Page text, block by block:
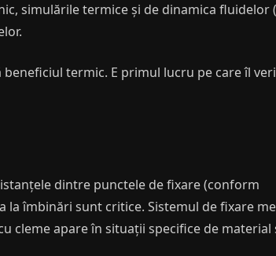
simulările termice și de dinamica fluidelor
termic. E primul lucru pe care îl
dintre punctele de fixare (conform
îmbinări sunt critice. Sistemul de fixare
cleme apare în situații specifice de material